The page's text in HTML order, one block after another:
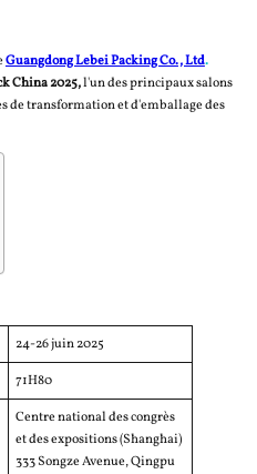
Guangdong Lebei Packing Co., Ltd.
China 2025,l'un des principaux salons
de transformation et d'emballage des
24-26 juin 2025
71H80
Centre national des congrès
et des expositions (Shanghai)
333 Songze Avenue, Qingpu